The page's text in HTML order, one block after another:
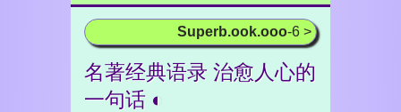
Superb.ook.ooo-6 >
名著经典语录 治愈人心的
一句话 ◐